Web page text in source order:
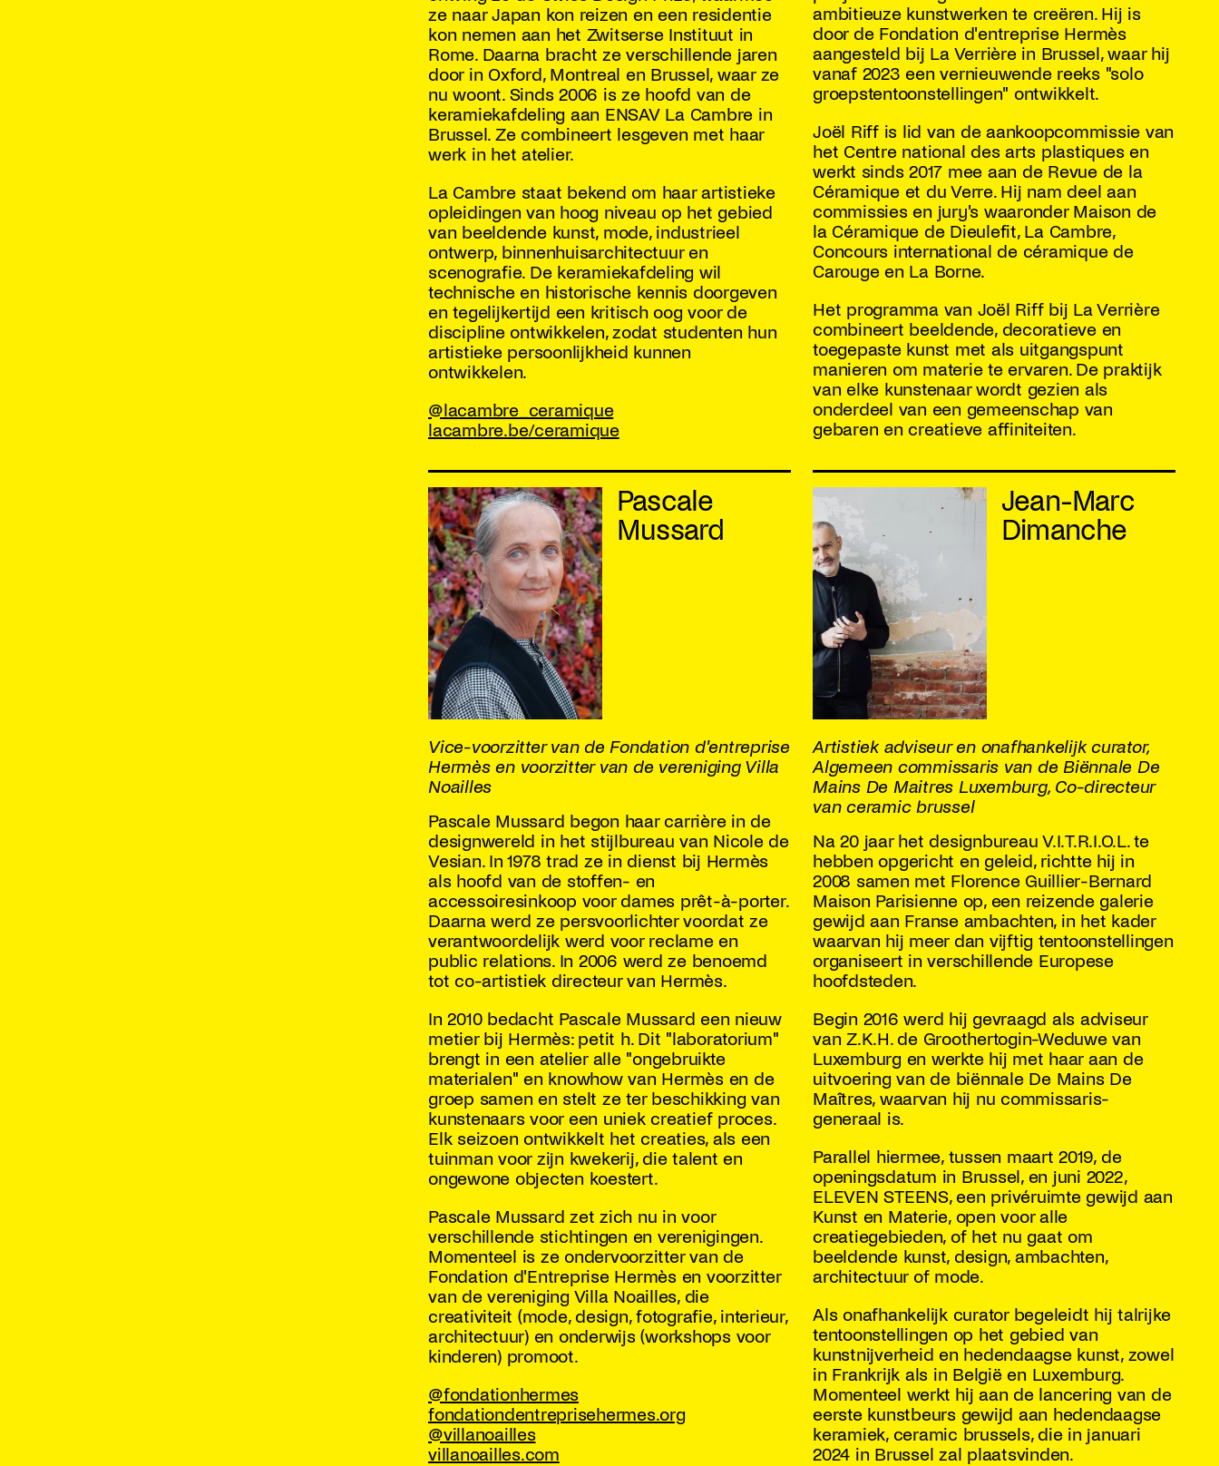
ze naar Japan kon reizen en een residentie
kon nemen aan het Zwitserse Instituut in
Rome. Daarna bracht ze verschillende jaren
door in Oxford, Montreal en Brussel, waar ze
nu woont. Sinds 2006 is ze hoofd van de
keramiekafdeling aan ENSAV La Cambre in
Brussel. Ze combineert lesgeven met haar
werk in het atelier.
La Cambre staat bekend om haar artistieke
opleidingen van hoog niveau op het gebied
van beeldende kunst, mode, industrieel
ontwerp, binnenhuisarchitectuur en
scenografie. De keramiekafdeling wil
technische en historische kennis doorgeven
en tegelijkertijd een kritisch oog voor de
discipline ontwikkelen, zodat studenten hun
artistieke persoonlijkheid kunnen
ontwikkelen.
@lacambre_ceramique
lacambre.be/ceramique
ambitieuze kunstwerken te creëren. Hij is
door de Fondation d'entreprise Hermès
aangesteld bij La Verrière in Brussel, waar hij
vanaf 2023 een vernieuwende reeks "solo
groepstentoonstellingen" ontwikkelt.
Joël Riff is lid van de aankoopcommissie van
het Centre national des arts plastiques en
werkt sinds 2017 mee aan de Revue de la
Céramique et du Verre. Hij nam deel aan
commissies en jury's waaronder Maison de
la Céramique de Dieulefit, La Cambre,
Concours international de céramique de
Carouge en La Borne.
Het programma van Joël Riff bij La Verrière
combineert beeldende, decoratieve en
toegepaste kunst met als uitgangspunt
manieren om materie te ervaren. De praktijk
van elke kunstenaar wordt gezien als
onderdeel van een gemeenschap van
gebaren en creatieve affiniteiten.
Pascale
Mussard
Vice-voorzitter van de Fondation d'entreprise
Hermès en voorzitter van de vereniging Villa
Noailles
Pascale Mussard begon haar carrière in de
designwereld in het stijlbureau van Nicole de
Vesian. In 1978 trad ze in dienst bij Hermès
als hoofd van de stoffen- en
accessoiresinkoop voor dames prêt-à-porter.
Daarna werd ze persvoorlichter voordat ze
verantwoordelijk werd voor reclame en
public relations. In 2006 werd ze benoemd
tot co-artistiek directeur van Hermès.
In 2010 bedacht Pascale Mussard een nieuw
metier bij Hermès: petit h. Dit "laboratorium"
brengt in een atelier alle "ongebruikte
materialen" en knowhow van Hermès en de
groep samen en stelt ze ter beschikking van
kunstenaars voor een uniek creatief proces.
Elk seizoen ontwikkelt het creaties, als een
tuinman voor zijn kwekerij, die talent en
ongewone objecten koestert.
Pascale Mussard zet zich nu in voor
verschillende stichtingen en verenigingen.
Momenteel is ze ondervoorzitter van de
Fondation d'Entreprise Hermès en voorzitter
van de vereniging Villa Noailles, die
creativiteit (mode, design, fotografie, interieur,
architectuur) en onderwijs (workshops voor
kinderen) promoot.
@fondationhermes
fondationdentreprisehermes.org
@villanoailles
villanoailles.com
Jean-Marc
Dimanche
Artistiek adviseur en onafhankelijk curator,
Algemeen commissaris van de Biënnale De
Mains De Maitres Luxemburg, Co-directeur
van ceramic brussel
Na 20 jaar het designbureau V.I.T.R.I.O.L. te
hebben opgericht en geleid, richtte hij in
2008 samen met Florence Guillier-Bernard
Maison Parisienne op, een reizende galerie
gewijd aan Franse ambachten, in het kader
waarvan hij meer dan vijftig tentoonstellingen
organiseert in verschillende Europese
hoofdsteden.
Begin 2016 werd hij gevraagd als adviseur
van Z.K.H. de Groothertogin-Weduwe van
Luxemburg en werkte hij met haar aan de
uitvoering van de biënnale De Mains De
Maîtres, waarvan hij nu commissaris-
generaal is.
Parallel hiermee, tussen maart 2019, de
openingsdatum in Brussel, en juni 2022,
ELEVEN STEENS, een privéruimte gewijd aan
Kunst en Materie, open voor alle
creatiegebieden, of het nu gaat om
beeldende kunst, design, ambachten,
architectuur of mode.
Als onafhankelijk curator begeleidt hij talrijke
tentoonstellingen op het gebied van
kunstnijverheid en hedendaagse kunst, zowel
in Frankrijk als in België en Luxemburg.
Momenteel werkt hij aan de lancering van de
eerste kunstbeurs gewijd aan hedendaagse
keramiek, ceramic brussels, die in januari
2024 in Brussel zal plaatsvinden.